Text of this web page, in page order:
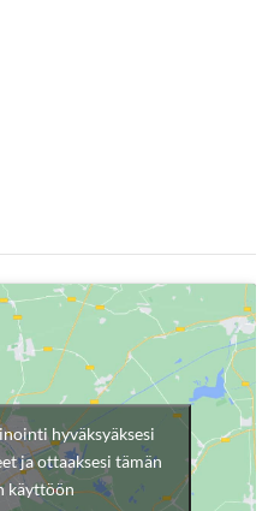
hyväksyäksesi
ja ottaaksesi tämän
käyttöön